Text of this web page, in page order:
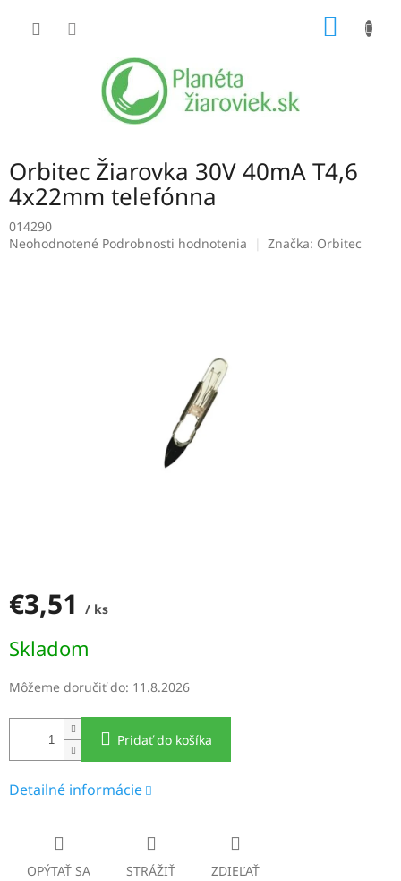
Orbitec Žiarovka 30V 40mA T4,6
4x22mm telefónna
014290
Priemerné
Neohodnotené Podrobnosti hodnotenia Značka: Orbitec
€3,51
/ ks
cena:
Skladom
Môžeme doručiť do: 11.8.2026
Pridať do košíka
Detailné informácie
OPÝTAŤ SA STRÁŽIŤ ZDIEĽAŤ